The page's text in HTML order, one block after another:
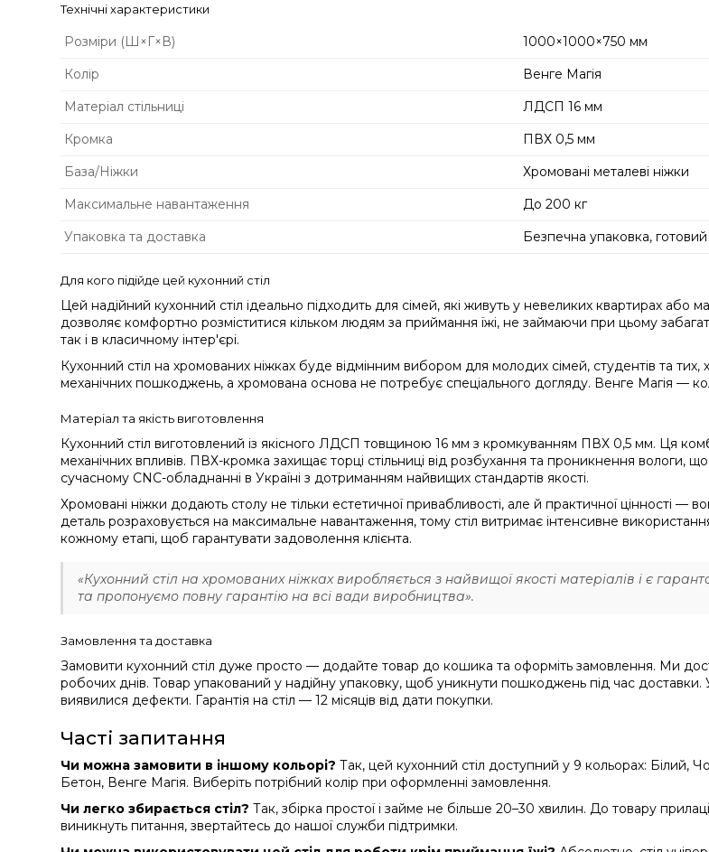
Технічні характеристики
Розміри (Ш×Г×В)
1000×1000×750 мм
Колір
Венге Магія
Матеріал стільниці
ЛДСП 16 мм
Кромка
ПВХ 0,5 мм
База/Ніжки
Хромовані металеві ніжки
Максимальне навантаження
До 200 кг
Упаковка та доставка
Безпечна упаковка,
Для кого підійде цей кухонний стіл
Цей надійний кухонний стіл ідеально підходить для сімей, які живуть у невеликих квартирах
дозволяє комфортно розміститися кільком людям за приймання їжі, не займаючи при цьому
так і в класичному інтер'єрі.
Кухонний стіл на хромованих ніжках буде відмінним вибором для молодих сімей, студентів та тих,
механічних пошкоджень, а хромована основа не потребує спеціального догляду. Венге Магія —
Матеріал та якість виготовлення
Кухонний стіл виготовлений із якісного ЛДСП товщиною 16 мм з кромкуванням ПВХ 0,5 мм. Ця
механічних впливів. ПВХ-кромка захищає торці стільниці від розбухання та проникнення вологи,
сучасному CNC-обладнанні в Україні з дотриманням найвищих стандартів якості.
Хромовані ніжки додають столу не тільки естетичної привабливості, але й практичної цінності —
деталь розраховується на максимальне навантаження, тому стіл витримає інтенсивне
кожному етапі, щоб гарантувати задоволення клієнта.
«Кухонний стіл на хромованих ніжках виробляється з найвищої якості матеріалів і є
та пропонуємо повну гарантію на всі вади виробництва».
Замовлення та доставка
Замовити кухонний стіл дуже просто — додайте товар до кошика та оформіть замовлення. Ми
робочих днів. Товар упакований у надійну упаковку, щоб уникнути пошкоджень під час
виявилися дефекти. Гарантія на стіл — 12 місяців від дати покупки.
Часті запитання
Чи можна замовити в іншому кольорі? Так, цей кухонний стіл доступний у 9 кольорах:
Бетон, Венге Магія. Виберіть потрібний колір при оформленні замовлення.
Чи легко збирається стіл? Так, збірка простої і займе не більше 20–30 хвилин. До товару
виникнуть питання, звертайтесь до нашої служби підтримки.